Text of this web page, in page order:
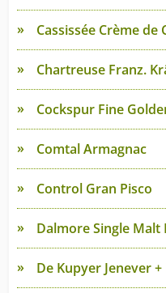
Cassissée Crème de
Chartreuse Franz.
Cockspur Fine
Comtal Armagnac
Control Gran Pisco
Dalmore Single Malt
De Kupyer Jenever